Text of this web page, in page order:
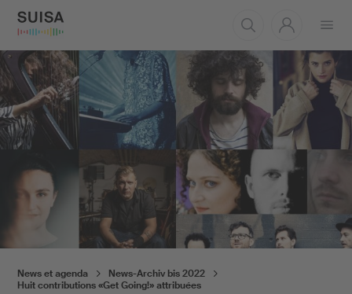
le
News et agenda
News-Archiv bis 2022
Huit contributions «Get Going!» attribuées